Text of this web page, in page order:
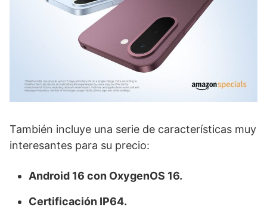
También incluye una serie de características muy
interesantes para su precio:
Android 16 con OxygenOS 16.
Certificación IP64.